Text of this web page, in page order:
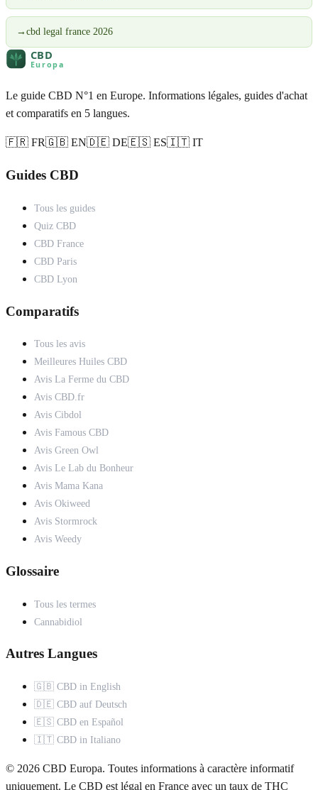
→ cbd legal france 2026
Le guide CBD N°1 en Europe. Informations légales, guides d'achat
et comparatifs en 5 langues.
🇫🇷 FR🇬🇧 EN🇩🇪 DE🇪🇸 ES🇮🇹 IT
Guides CBD
Tous les guides
Quiz CBD
CBD France
CBD Paris
CBD Lyon
Comparatifs
Tous les avis
Meilleures Huiles CBD
Avis La Ferme du CBD
Avis CBD.fr
Avis Cibdol
Avis Famous CBD
Avis Green Owl
Avis Le Lab du Bonheur
Avis Mama Kana
Avis Okiweed
Avis Stormrock
Avis Weedy
Glossaire
Tous les termes
Cannabidiol
Autres Langues
🇬🇧 CBD in English
🇩🇪 CBD auf Deutsch
🇪🇸 CBD en Español
🇮🇹 CBD in Italiano
© 2026 CBD Europa. Toutes informations à caractère informatif
uniquement. Le CBD est légal en France avec un taux de THC